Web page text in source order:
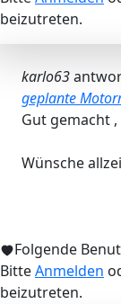
beizutreten.
karlo63
geplante
Gut gemacht
Wünsche
Folgende
BitteAnmelden
beizutreten.